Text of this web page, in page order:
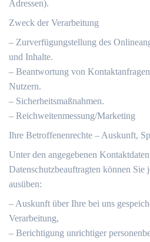
Adressen).
Zweck der Verarbeitung
– Zurverfügungstellung des
und Inhalte.
– Beantwortung von
Nutzern.
– Sicherheitsmaßnahmen.
– Reichweitenmessung/Marketing
Ihre Betroffenenrechte – Auskunft,
Unter den angegebenen
Datenschutzbeauftragten können Sie
ausüben:
– Auskunft über Ihre bei uns
Verarbeitung,
– Berichtigung unrichtiger